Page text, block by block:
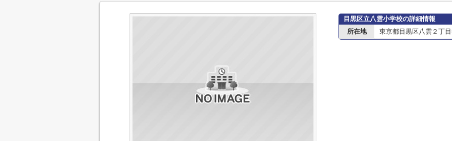
目黒区立八雲小学校の詳細情報
所在地
東京都目黒区八雲２丁